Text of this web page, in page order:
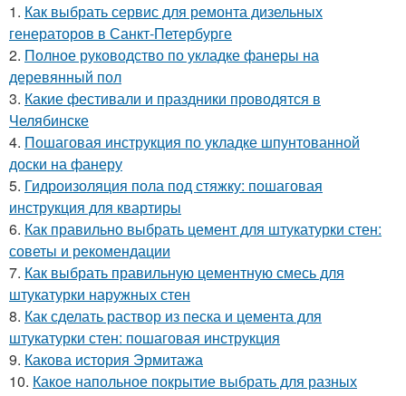
1. Как выбрать сервис для ремонта дизельных
генераторов в Санкт-Петербурге
2. Полное руководство по укладке фанеры на
деревянный пол
3. Какие фестивали и праздники проводятся в
Челябинске
4. Пошаговая инструкция по укладке шпунтованной
доски на фанеру
5. Гидроизоляция пола под стяжку: пошаговая
инструкция для квартиры
6. Как правильно выбрать цемент для штукатурки стен:
советы и рекомендации
7. Как выбрать правильную цементную смесь для
штукатурки наружных стен
8. Как сделать раствор из песка и цемента для
штукатурки стен: пошаговая инструкция
9. Какова история Эрмитажа
10. Какое напольное покрытие выбрать для разных